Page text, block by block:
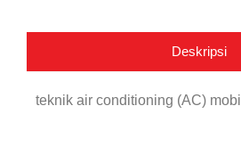
Deskripsi
teknik air conditioning (AC) mobil